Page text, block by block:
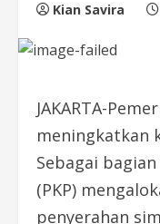
Kian Savira
JAKARTA-
meningkatkan
Sebagai
(PKP)
penyerahan